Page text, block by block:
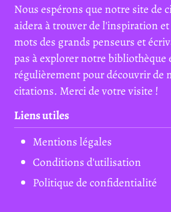
Nous espérons que notre site de
aidera à trouver de l'inspiration et
mots des grands penseurs et
pas à explorer notre bibliothèque
régulièrement pour découvrir de
citations. Merci de votre visite !
Liens utiles
Mentions légales
Conditions d'utilisation
Politique de confidentialité